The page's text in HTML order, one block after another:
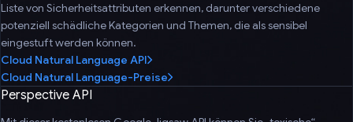
Liste von Sicherheitsattributen erkennen, darunter verschiedene
potenziell schädliche Kategorien und Themen, die als sensibel
eingestuft werden können.
Cloud Natural Language API
Cloud Natural Language-Preise
Perspective API